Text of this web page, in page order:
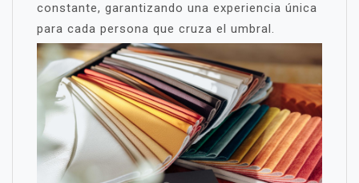
constante, garantizando una experiencia única
para cada persona que cruza el umbral.